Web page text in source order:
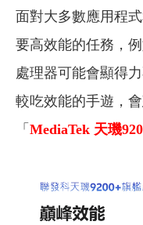
面對大多數應用程
要高效能的任務，
處理器可能會顯得
較吃效能的手遊，
「 MediaTek 天璣